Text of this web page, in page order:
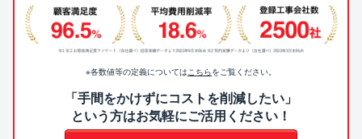
※各数値等の定義については こちらをご覧ください。
「手間をかけずにコストを削減したい」
という方はお気軽にご活用ください！